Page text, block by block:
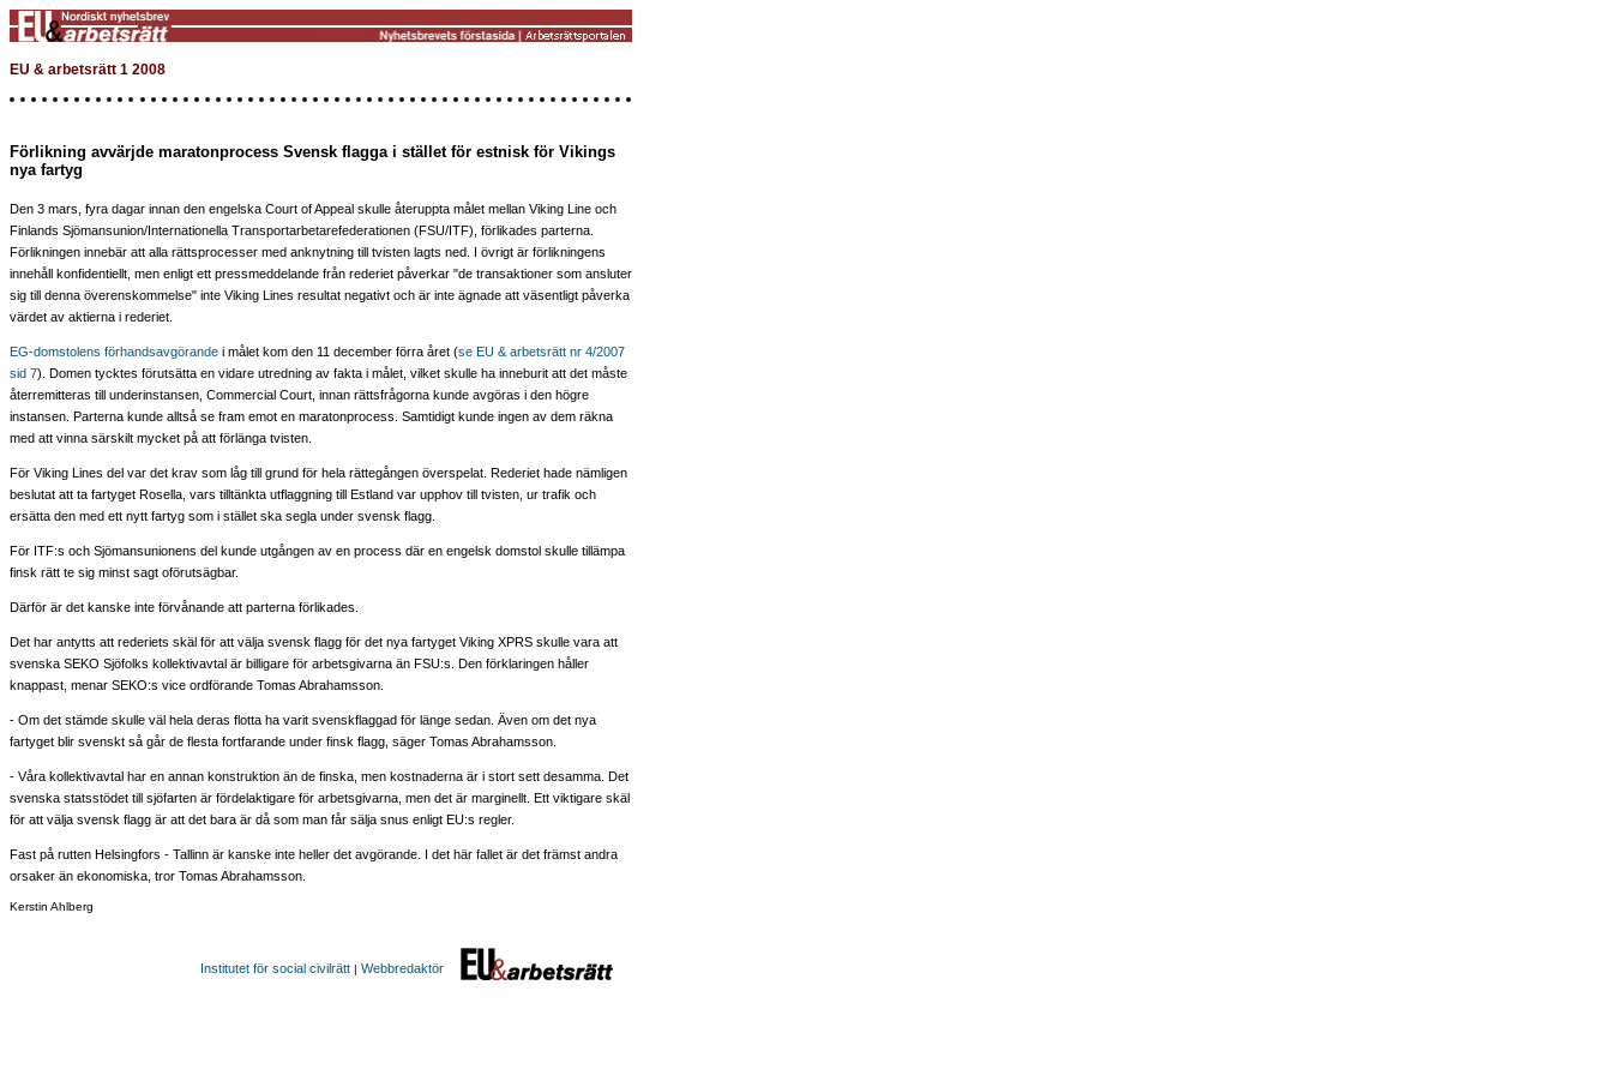
EU & arbetsrätt 1 2008
Förlikning avvärjde maratonprocess Svensk flagga i stället för estnisk för Vikings
nya fartyg
Den 3 mars, fyra dagar innan den engelska Court of Appeal skulle återuppta målet mellan Viking Line och
Finlands Sjömansunion/Internationella Transportarbetarefederationen (FSU/ITF), förlikades parterna.
Förlikningen innebär att alla rättsprocesser med anknytning till tvisten lagts ned. I övrigt är förlikningens
innehåll konfidentiellt, men enligt ett pressmeddelande från rederiet påverkar "de transaktioner som ansluter
sig till denna överenskommelse" inte Viking Lines resultat negativt och är inte ägnade att väsentligt påverka
värdet av aktierna i rederiet.
EG-domstolens förhandsavgörande i målet kom den 11 december förra året (se EU & arbetsrätt nr 4/2007
sid 7). Domen tycktes förutsätta en vidare utredning av fakta i målet, vilket skulle ha inneburit att det måste
återremitteras till underinstansen, Commercial Court, innan rättsfrågorna kunde avgöras i den högre
instansen. Parterna kunde alltså se fram emot en maratonprocess. Samtidigt kunde ingen av dem räkna
med att vinna särskilt mycket på att förlänga tvisten.
För Viking Lines del var det krav som låg till grund för hela rättegången överspelat. Rederiet hade nämligen
beslutat att ta fartyget Rosella, vars tilltänkta utflaggning till Estland var upphov till tvisten, ur trafik och
ersätta den med ett nytt fartyg som i stället ska segla under svensk flagg.
För ITF:s och Sjömansunionens del kunde utgången av en process där en engelsk domstol skulle tillämpa
finsk rätt te sig minst sagt oförutsägbar.
Därför är det kanske inte förvånande att parterna förlikades.
Det har antytts att rederiets skäl för att välja svensk flagg för det nya fartyget Viking XPRS skulle vara att
svenska SEKO Sjöfolks kollektivavtal är billigare för arbetsgivarna än FSU:s. Den förklaringen håller
knappast, menar SEKO:s vice ordförande Tomas Abrahamsson.
- Om det stämde skulle väl hela deras flotta ha varit svenskflaggad för länge sedan. Även om det nya
fartyget blir svenskt så går de flesta fortfarande under finsk flagg, säger Tomas Abrahamsson.
- Våra kollektivavtal har en annan konstruktion än de finska, men kostnaderna är i stort sett desamma. Det
svenska statsstödet till sjöfarten är fördelaktigare för arbetsgivarna, men det är marginellt. Ett viktigare skäl
för att välja svensk flagg är att det bara är då som man får sälja snus enligt EU:s regler.
Fast på rutten Helsingfors - Tallinn är kanske inte heller det avgörande. I det här fallet är det främst andra
orsaker än ekonomiska, tror Tomas Abrahamsson.
Kerstin Ahlberg
Institutet för social civilrätt | Webbredaktör